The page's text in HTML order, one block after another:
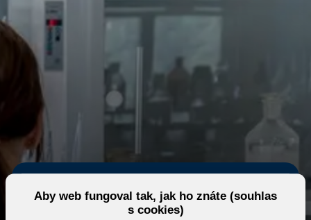
Aby web fungoval tak, jak ho znáte (souhlas
s cookies)